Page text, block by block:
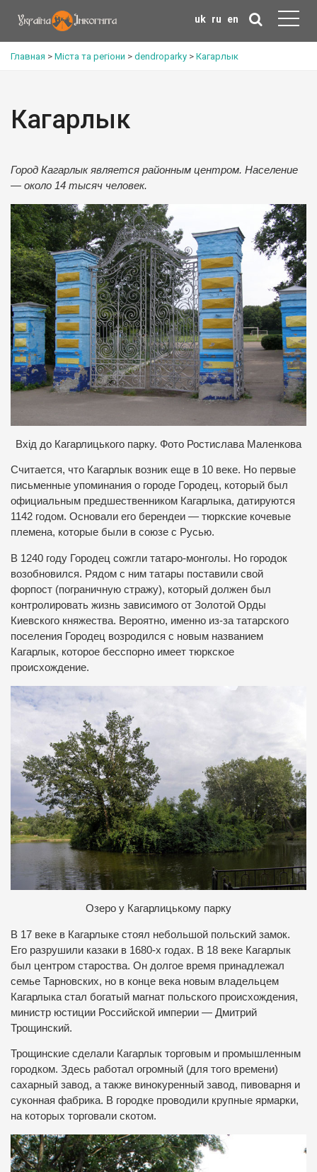
uk ru en
Главная > Міста та регіони > dendroparky > Кагарлык
Кагарлык
Город Кагарлык является районным центром. Население
— около 14 тысяч человек.
Вхід до Кагарлицького парку. Фото Ростислава Маленкова
Считается, что Кагарлык возник еще в 10 веке. Но первые
письменные упоминания о городе Городец, который был
официальным предшественником Кагарлыка, датируются
1142 годом. Основали его берендеи — тюркские кочевые
племена, которые были в союзе с Русью.
В 1240 году Городец сожгли татаро-монголы. Но городок
возобновился. Рядом с ним татары поставили свой
форпост (пограничную стражу), который должен был
контролировать жизнь зависимого от Золотой Орды
Киевского княжества. Вероятно, именно из-за татарского
поселения Городец возродился с новым названием
Кагарлык, которое бесспорно имеет тюркское
происхождение.
Озеро у Кагарлицькому парку
В 17 веке в Кагарлыке стоял небольшой польский замок.
Его разрушили казаки в 1680-х годах. В 18 веке Кагарлык
был центром староства. Он долгое время принадлежал
семье Тарновских, но в конце века новым владельцем
Кагарлыка стал богатый магнат польского происхождения,
министр юстиции Российской империи — Дмитрий
Трощинский.
Трощинские сделали Кагарлык торговым и промышленным
городком. Здесь работал огромный (для того времени)
сахарный завод, а также винокуренный завод, пивоварня и
суконная фабрика. В городке проводили крупные ярмарки,
на которых торговали скотом.